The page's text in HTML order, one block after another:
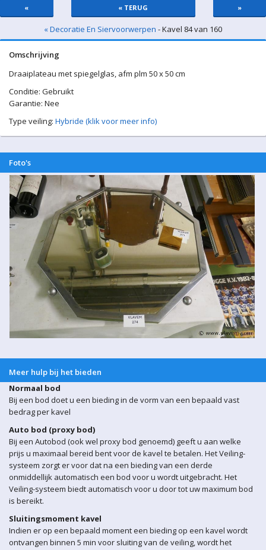
« « TERUG »
« Decoratie En Siervoorwerpen - Kavel 84 van 160
Omschrijving
Draaiplateau met spiegelglas, afm plm 50 x 50 cm
Conditie: Gebruikt
Garantie: Nee
Type veiling: Hybride (klik voor meer info)
Foto's
Meer hulp bij het bieden
Normaal bod
Bij een bod doet u een bieding in de vorm van een bepaald vast
bedrag per kavel
Auto bod (proxy bod)
Bij een Autobod (ook wel proxy bod genoemd) geeft u aan welke
prijs u maximaal bereid bent voor de kavel te betalen. Het Veiling-
systeem zorgt er voor dat na een bieding van een derde
onmiddellijk automatisch een bod voor u wordt uitgebracht. Het
Veiling-systeem biedt automatisch voor u door tot uw maximum bod
is bereikt.
Sluitingsmoment kavel
Indien er op een bepaald moment een bieding op een kavel wordt
ontvangen binnen 5 min voor sluiting van de veiling, wordt het